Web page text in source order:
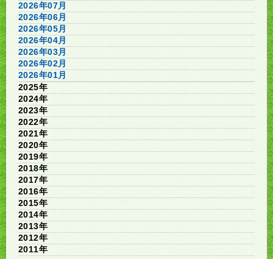
2026年07月
2026年06月
2026年05月
2026年04月
2026年03月
2026年02月
2026年01月
2025年
2024年
2023年
2022年
2021年
2020年
2019年
2018年
2017年
2016年
2015年
2014年
2013年
2012年
2011年